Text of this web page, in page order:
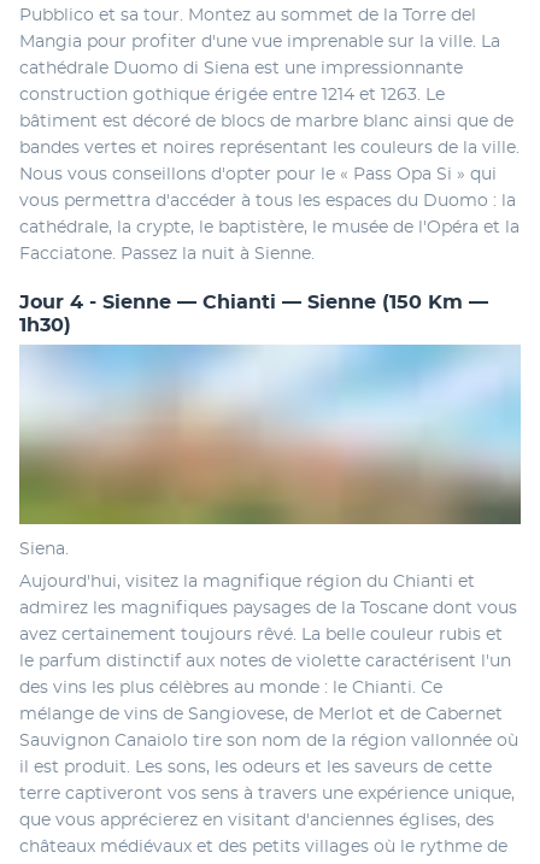
Pubblico et sa tour. Montez au sommet de la Torre del
Mangia pour profiter d'une vue imprenable sur la ville. La
cathédrale Duomo di Siena est une impressionnante
construction gothique érigée entre 1214 et 1263. Le
bâtiment est décoré de blocs de marbre blanc ainsi que de
bandes vertes et noires représentant les couleurs de la ville.
Nous vous conseillons d'opter pour le « Pass Opa Si » qui
vous permettra d'accéder à tous les espaces du Duomo : la
cathédrale, la crypte, le baptistère, le musée de l'Opéra et la
Facciatone. Passez la nuit à Sienne.
Jour 4 - Sienne — Chianti — Sienne (150 Km —
1h30)
Siena.
Aujourd'hui, visitez la magnifique région du Chianti et
admirez les magnifiques paysages de la Toscane dont vous
avez certainement toujours rêvé. La belle couleur rubis et
le parfum distinctif aux notes de violette caractérisent l'un
des vins les plus célèbres au monde : le Chianti. Ce
mélange de vins de Sangiovese, de Merlot et de Cabernet
Sauvignon Canaiolo tire son nom de la région vallonnée où
il est produit. Les sons, les odeurs et les saveurs de cette
terre captiveront vos sens à travers une expérience unique,
que vous apprécierez en visitant d'anciennes églises, des
châteaux médiévaux et des petits villages où le rythme de